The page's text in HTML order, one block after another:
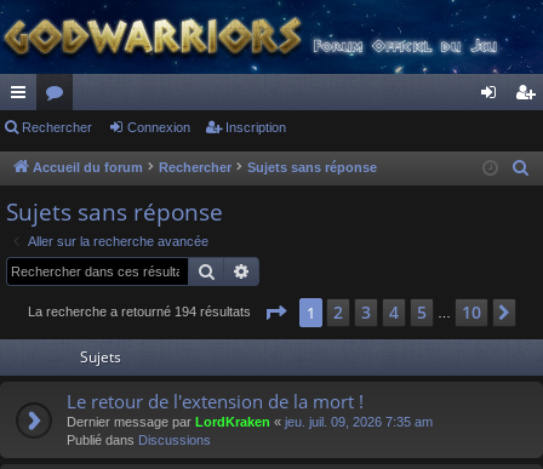
ac
co
ur
ci
s
or
u
s
ne cri
Rechercher Connexion Inscription
Accueil du forum Rechercher Sujets sans réponse
e
Sujets sans réponse
Aller sur la recherche avancée
Rechercher
La recherche a retourné 194 résultats Page 1sur 10
1 2 3 4 5 10
Sujets
Le retour de l'extension de la mort !
Dernier message par LordKraken « jeu. juil. 09, 2026 7:35 am
Publié dans Discussions